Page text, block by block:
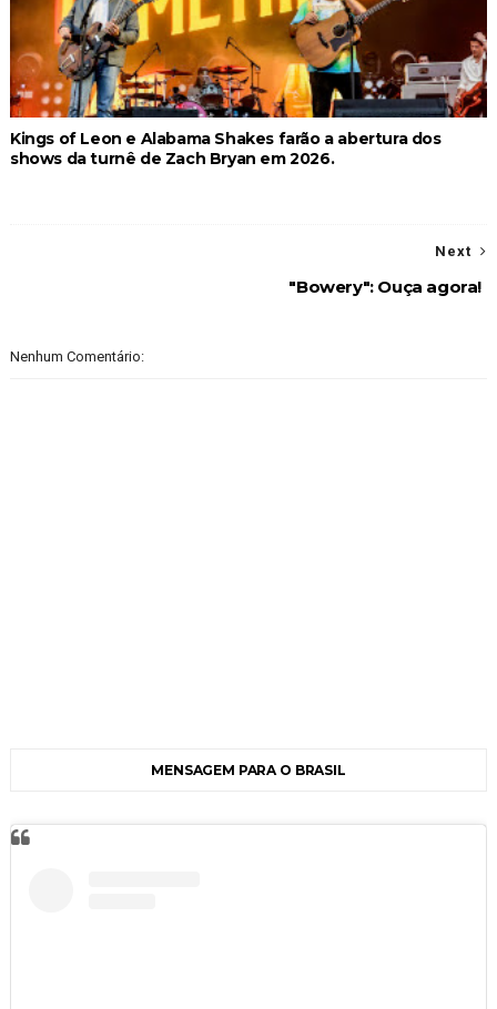
Kings of Leon e Alabama Shakes farão a abertura dos
shows da turnê de Zach Bryan em 2026.
Next
"Bowery": Ouça agora!
Nenhum Comentário:
MENSAGEM PARA O BRASIL